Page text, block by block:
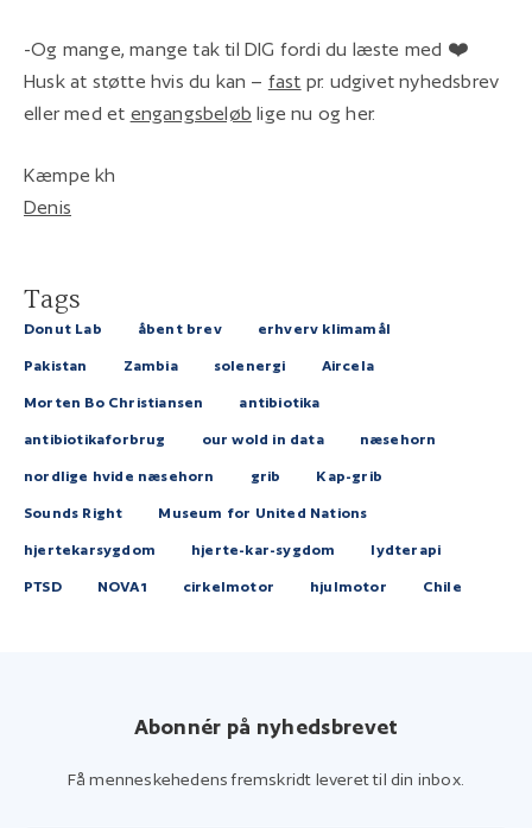
-Og mange, mange tak til DIG fordi du læste med ❤️
Husk at støtte hvis du kan – fast pr. udgivet nyhedsbrev
eller med et engangsbeløb lige nu og her.
Kæmpe kh
Denis
Tags
Donut Lab åbent brev erhverv klimamål
Pakistan Zambia solenergi Aircela
Morten Bo Christiansen antibiotika
antibiotikaforbrug our wold in data næsehorn
nordlige hvide næsehorn grib Kap-grib
Sounds Right Museum for United Nations
hjertekarsygdom hjerte-kar-sygdom lydterapi
PTSD NOVA1 cirkelmotor hjulmotor Chile
Abonnér på nyhedsbrevet
Få menneskehedens fremskridt leveret til din inbox.